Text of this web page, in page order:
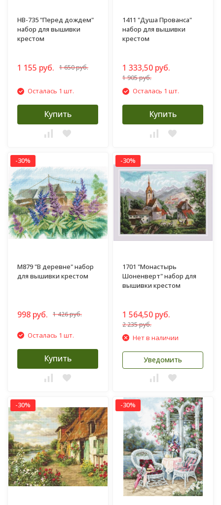
НВ-735 "Перед дождем"
набор для вышивки
крестом
1 155 руб. 1 650 руб.
Осталась 1 шт.
Купить
1411 "Душа Прованса"
набор для вышивки
крестом
1 333,50 руб.
1 905 руб.
Осталась 1 шт.
Купить
-30%
M879 "В деревне" набор
для вышивки крестом
998 руб. 1 426 руб.
Осталась 1 шт.
Купить
-30%
1701 "Монастырь
Шоненверт" набор для
вышивки крестом
1 564,50 руб.
2 235 руб.
Нет в наличии
Уведомить
-30% -30%